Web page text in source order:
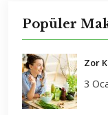
Popüler
Zor
3